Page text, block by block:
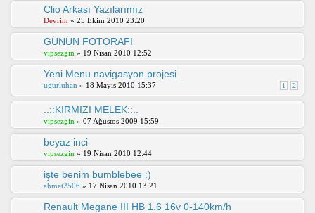
Clio Arkası Yazılarımız
Devrim » 25 Ekim 2010 23:20
GÜNÜN FOTORAFI
vipsezgin » 19 Nisan 2010 12:52
Yeni Menu navigasyon projesi..
1 2
ugurluhan » 18 Mayıs 2010 15:37
..::KIRMIZI MELEK::..
vipsezgin » 07 Ağustos 2009 15:59
beyaz inci
vipsezgin » 19 Nisan 2010 12:44
işte benim bumblebee :)
ahmet2506 » 17 Nisan 2010 13:21
Renault Megane III HB 1.6 16v 0-140km/h